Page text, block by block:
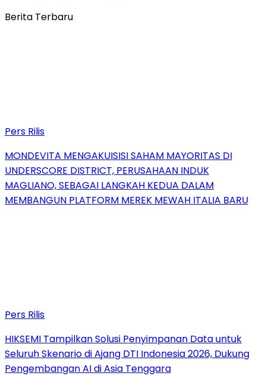
Berita Terbaru
Pers Rilis
MONDEVITA MENGAKUISISI SAHAM MAYORITAS DI
UNDERSCORE DISTRICT, PERUSAHAAN INDUK
MAGLIANO, SEBAGAI LANGKAH KEDUA DALAM
MEMBANGUN PLATFORM MEREK MEWAH ITALIA BARU
Pers Rilis
HIKSEMI Tampilkan Solusi Penyimpanan Data untuk
Seluruh Skenario di Ajang DTI Indonesia 2026, Dukung
Pengembangan AI di Asia Tenggara